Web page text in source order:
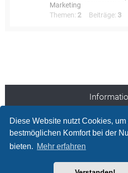
Diese Website nutzt Cookies, um
bestmöglichen Komfort bei der
bieten. Mehr erfahren
Marketing
Themen: 2 Beiträge: 3